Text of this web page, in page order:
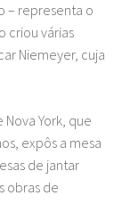
– representa o
criou várias
Niemeyer, cuja
Nova York, que
expôs a mesa
de jantar
obras de